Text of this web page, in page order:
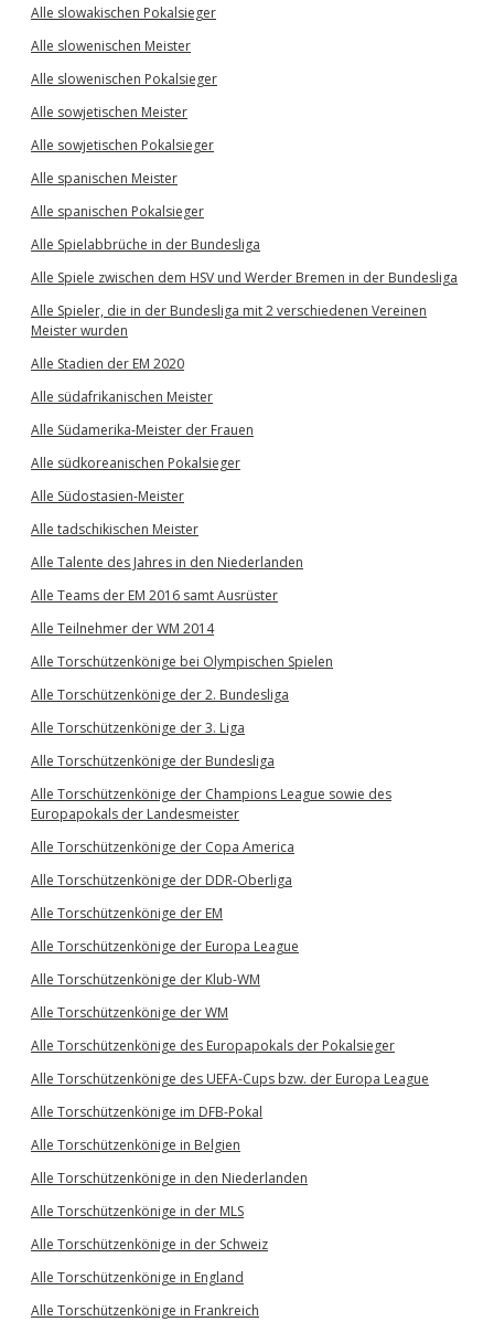
Alle slowakischen Pokalsieger
Alle slowenischen Meister
Alle slowenischen Pokalsieger
Alle sowjetischen Meister
Alle sowjetischen Pokalsieger
Alle spanischen Meister
Alle spanischen Pokalsieger
Alle Spielabbrüche in der Bundesliga
Alle Spiele zwischen dem HSV und Werder Bremen in der Bundesliga
Alle Spieler, die in der Bundesliga mit 2 verschiedenen Vereinen
Meister wurden
Alle Stadien der EM 2020
Alle südafrikanischen Meister
Alle Südamerika-Meister der Frauen
Alle südkoreanischen Pokalsieger
Alle Südostasien-Meister
Alle tadschikischen Meister
Alle Talente des Jahres in den Niederlanden
Alle Teams der EM 2016 samt Ausrüster
Alle Teilnehmer der WM 2014
Alle Torschützenkönige bei Olympischen Spielen
Alle Torschützenkönige der 2. Bundesliga
Alle Torschützenkönige der 3. Liga
Alle Torschützenkönige der Bundesliga
Alle Torschützenkönige der Champions League sowie des
Europapokals der Landesmeister
Alle Torschützenkönige der Copa America
Alle Torschützenkönige der DDR-Oberliga
Alle Torschützenkönige der EM
Alle Torschützenkönige der Europa League
Alle Torschützenkönige der Klub-WM
Alle Torschützenkönige der WM
Alle Torschützenkönige des Europapokals der Pokalsieger
Alle Torschützenkönige des UEFA-Cups bzw. der Europa League
Alle Torschützenkönige im DFB-Pokal
Alle Torschützenkönige in Belgien
Alle Torschützenkönige in den Niederlanden
Alle Torschützenkönige in der MLS
Alle Torschützenkönige in der Schweiz
Alle Torschützenkönige in England
Alle Torschützenkönige in Frankreich